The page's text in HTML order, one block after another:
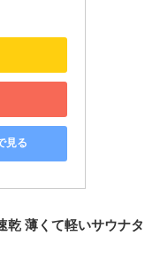
見る
乾 薄くて軽いサウナタ